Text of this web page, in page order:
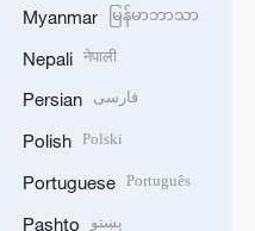
Myanmar မြန်မာဘာသာ
Nepali नेपाली
Persian فارسی
Polish Polski
Portuguese Português
Pashto پښتو